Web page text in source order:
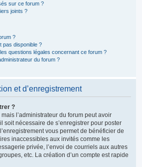
sur ce forum ?
joints ?
?
pas disponible ?
questions légales concernant ce forum ?
du forum ?
et d’enregistrement
?
l’administrateur du forum peut avoir
soit nécessaire de s’enregistrer pour poster
vous permet de bénéficier de
inaccessibles aux invités comme les
privée, l’envoi de courriels aux autres
etc. La création d’un compte est rapide